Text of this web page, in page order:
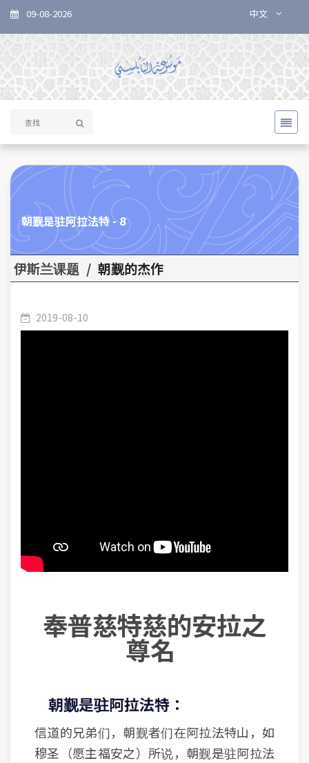
09-08-2026 中文
8 - 朝觐是驻阿拉法特
伊斯兰课题 / 朝觐的杰作
2019-08-10
奉普慈特慈的安拉之
尊名
朝觐是驻阿拉法特：
信道的兄弟们，朝觐者们在阿拉法特山，如
穆圣（愿主福安之）所说，朝觐是驻阿拉法